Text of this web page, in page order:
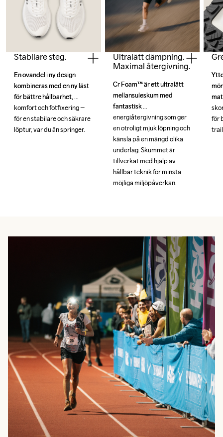
Stabilare steg.
En ovandel i ny design
kombineras med en ny läst
för bättre hållbarhet,
komfort och fotfixering –
för en stabilare och säkrare
löptur, var du än springer.
En ovandel i ny design
kombineras med en ny läst
för bättre hållbarhet,
komfort och fotfixering –
för en stabilare och säkrare
löptur, var du än springer.
Ultralätt dämpning.
Maximal återgivning.
Cr Foam™ är ett ultralätt
mellansuleskum med
fantastisk
energiåtergivning som ger
en otroligt mjuk löpning och
känsla på en mängd olika
underlag. Skummet är
tillverkat med hjälp av
hållbar teknik för minsta
möjliga miljöpåverkan.
Cr Foam™ är ett ultralätt
mellansuleskum med
fantastisk
energiåtergivning som ger
en otroligt mjuk löpning och
känsla på en mängd olika
underlag. Skummet är
tillverkat med hjälp av
hållbar teknik för minsta
möjliga miljöpåverkan.
för
för